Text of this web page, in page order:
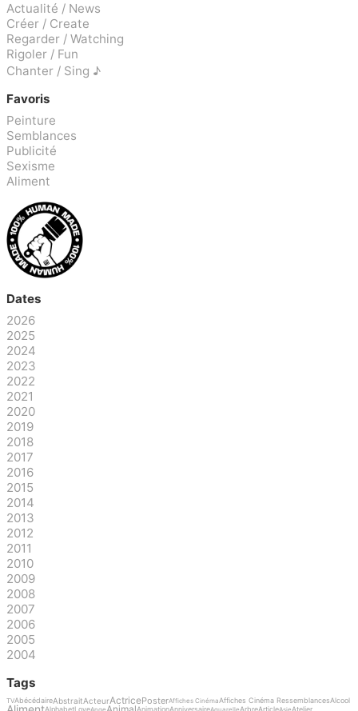
Actualité / News
Créer / Create
Regarder / Watching
Rigoler / Fun
Chanter / Sing ♪
Favoris
Peinture
Semblances
Publicité
Sexisme
Aliment
Dates
2026
2025
2024
2023
2022
2021
2020
2019
2018
2017
2016
2015
2014
2013
2012
2011
2010
2009
2008
2007
2006
2005
2004
Tags
TVAbécédaireAbstraitActeurActricePosterAffiches CinémaAffiches Cinéma RessemblancesAlcool
AlphabetLoveAnge AnimationAnniversaireAquarelleArbreArticleAsieAtelier